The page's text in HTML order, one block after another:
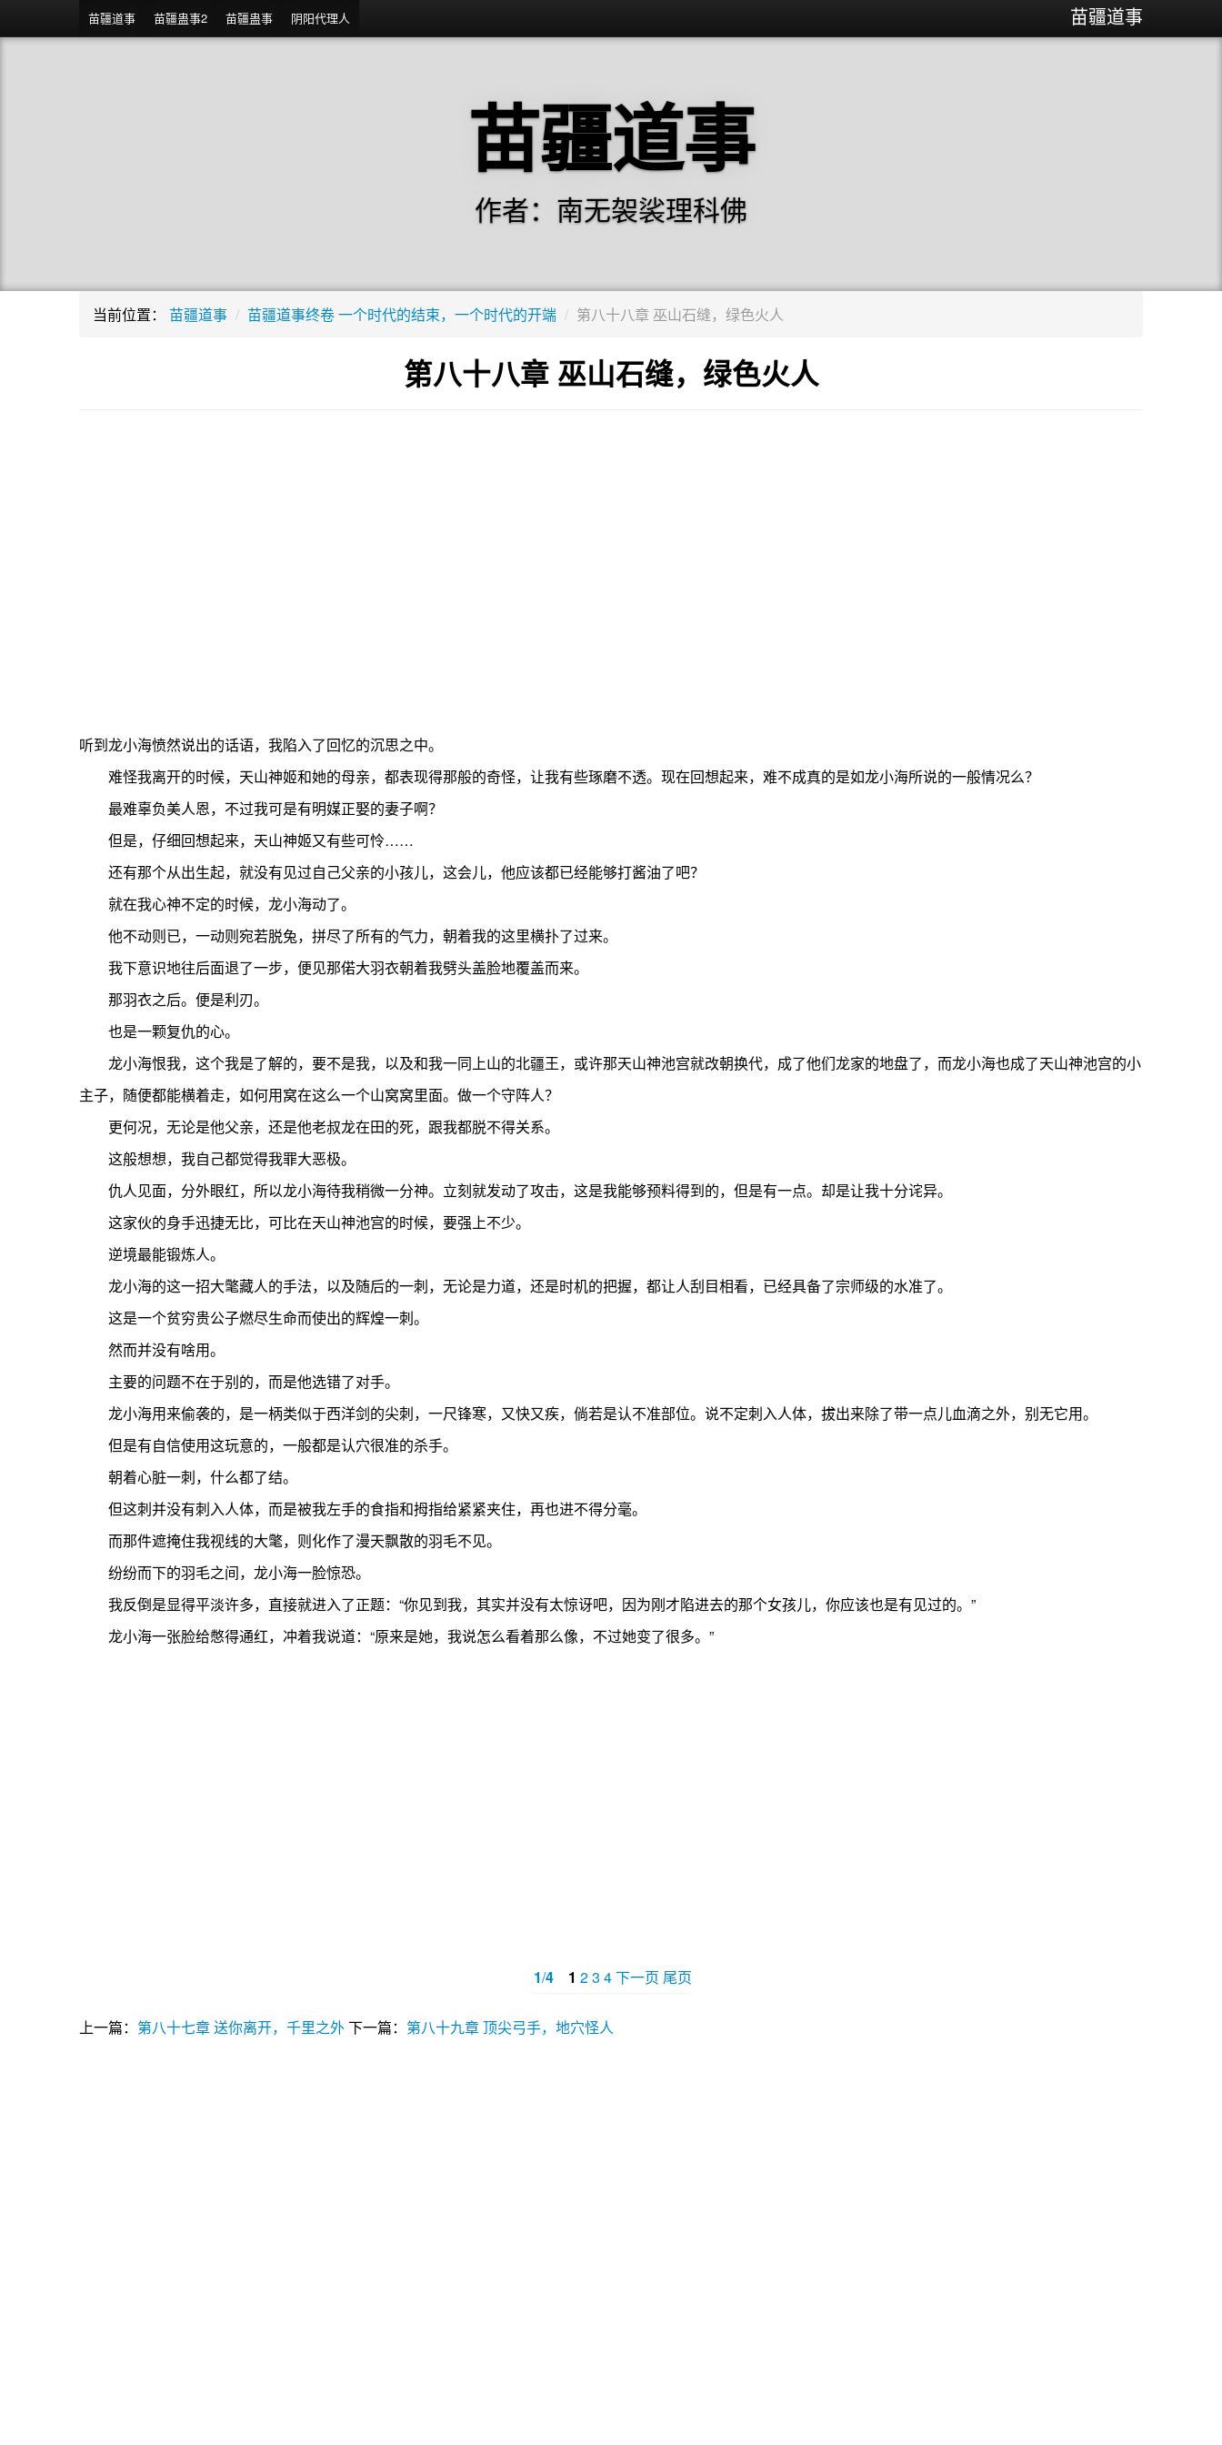
苗疆道事
苗疆道事 苗疆蛊事2 苗疆蛊事 阴阳代理人
苗疆道事
作者：南无袈裟理科佛
当前位置： 苗疆道事 / 苗疆道事终卷 一个时代的结束，一个时代的开端 / 第八十八章 巫山石缝，绿色火人
第八十八章 巫山石缝，绿色火人
听到龙小海愤然说出的话语，我陷入了回忆的沉思之中。
难怪我离开的时候，天山神姬和她的母亲，都表现得那般的奇怪，让我有些琢磨不透。现在回想起来，难不成真的是如龙小海所说的一般情况么？
最难辜负美人恩，不过我可是有明媒正娶的妻子啊？
但是，仔细回想起来，天山神姬又有些可怜……
还有那个从出生起，就没有见过自己父亲的小孩儿，这会儿，他应该都已经能够打酱油了吧？
就在我心神不定的时候，龙小海动了。
他不动则已，一动则宛若脱兔，拼尽了所有的气力，朝着我的这里横扑了过来。
我下意识地往后面退了一步，便见那偌大羽衣朝着我劈头盖脸地覆盖而来。
那羽衣之后。便是利刃。
也是一颗复仇的心。
龙小海恨我，这个我是了解的，要不是我，以及和我一同上山的北疆王，或许那天山神池宫就改朝换代，成了他们龙家的地盘了，而龙小海也成了天山神池宫的小
主子，随便都能横着走，如何用窝在这么一个山窝窝里面。做一个守阵人？
更何况，无论是他父亲，还是他老叔龙在田的死，跟我都脱不得关系。
这般想想，我自己都觉得我罪大恶极。
仇人见面，分外眼红，所以龙小海待我稍微一分神。立刻就发动了攻击，这是我能够预料得到的，但是有一点。却是让我十分诧异。
这家伙的身手迅捷无比，可比在天山神池宫的时候，要强上不少。
逆境最能锻炼人。
龙小海的这一招大氅藏人的手法，以及随后的一刺，无论是力道，还是时机的把握，都让人刮目相看，已经具备了宗师级的水准了。
这是一个贫穷贵公子燃尽生命而使出的辉煌一刺。
然而并没有啥用。
主要的问题不在于别的，而是他选错了对手。
龙小海用来偷袭的，是一柄类似于西洋剑的尖刺，一尺锋寒，又快又疾，倘若是认不准部位。说不定刺入人体，拔出来除了带一点儿血滴之外，别无它用。
但是有自信使用这玩意的，一般都是认穴很准的杀手。
朝着心脏一刺，什么都了结。
但这刺并没有刺入人体，而是被我左手的食指和拇指给紧紧夹住，再也进不得分毫。
而那件遮掩住我视线的大氅，则化作了漫天飘散的羽毛不见。
纷纷而下的羽毛之间，龙小海一脸惊恐。
我反倒是显得平淡许多，直接就进入了正题：“你见到我，其实并没有太惊讶吧，因为刚才陷进去的那个女孩儿，你应该也是有见过的。”
龙小海一张脸给憋得通红，冲着我说道：“原来是她，我说怎么看着那么像，不过她变了很多。”
1/4 1 23 4下一页 尾页
上一篇： 第八十七章 送你离开，千里之外下一篇： 第八十九章 顶尖弓手，地穴怪人